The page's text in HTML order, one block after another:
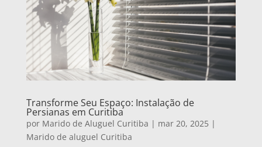
Transforme Seu Espaço: Instalação de
Persianas em Curitiba
por Marido de Aluguel Curitiba | mar 20, 2025 |
Marido de aluguel Curitiba